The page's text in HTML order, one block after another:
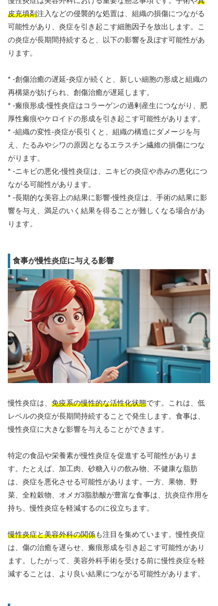
皮充填剤注入などの侵襲的な処置は、組織の損傷につながる
可能性があり、炎症を引き起こす細胞因子を放出します。こ
の炎症が長期間持続すると、以下の影響を及ぼす可能性があ
ります。
* -創傷治癒の遅延-炎症が続くと、新しい細胞の形成と組織の
再構築が妨げられ、創傷治癒が遅延します。
* -瘢痕形成-慢性炎症はコラーゲンの過剰産生につながり、肥
厚性瘢痕やケロイドの形成を引き起こす可能性があります。
* -組織の変性-炎症が長引くと、組織の構造にダメージを与
え、たるみやシワの原因となるエラスチン繊維の損傷につな
がります。
* -ニキビの悪化-慢性炎症は、ニキビの炎症や赤みの悪化につ
ながる可能性があります。
* -長期的な美容上の結果に影響-慢性炎症は、手術の結果に影
響を与え、満足のいく結果を得ることが難しくなる場合があ
ります。
食事が慢性炎症に与える影響
慢性炎症は、 免疫系の慢性的な活性化状態です。これは、低
レベルの炎症が長期間持続することで発生します。食事は、
慢性炎症に大きな影響を与えることができます。
特定の食品や栄養素が慢性炎症を促進する可能性がありま
す。たとえば、加工肉、砂糖入りの飲み物、不健康な脂肪
は、炎症を悪化させる可能性があります。一方、果物、野
菜、全粒穀物、オメガ3脂肪酸が豊富な食事は、抗炎症作用を
持ち、慢性炎症を軽減するのに役立ちます。
慢性炎症と美容外科の関係も注目を集めています。慢性炎症
は、傷の治癒を遅らせ、瘢痕形成を引き起こす可能性があり
ます。したがって、美容外科手術を受ける前に慢性炎症を軽
減することは、より良い結果につながる可能性があります。